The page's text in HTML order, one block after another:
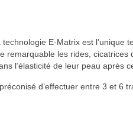
E-Matrix est
remarquable les rides,
l’élasticité de leur peau après
d’effectuer entre 3 et 6